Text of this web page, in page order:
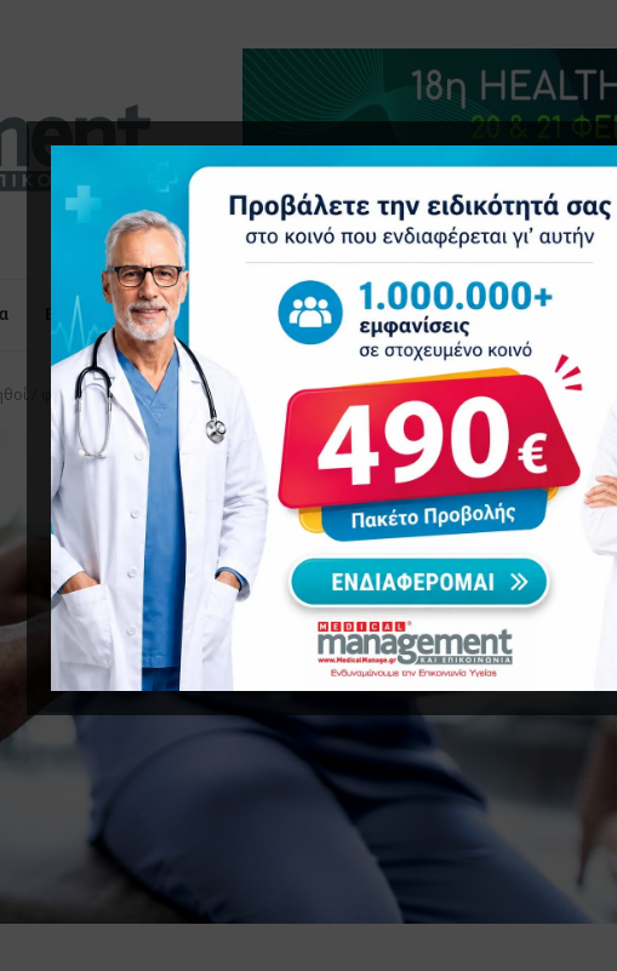
Επικαιρότητα Δελτία Τύπου Προβολή Ιατρού
/ φροντιστές ασθενών: Μία ιδιαίτερη κατηγορία πελατών